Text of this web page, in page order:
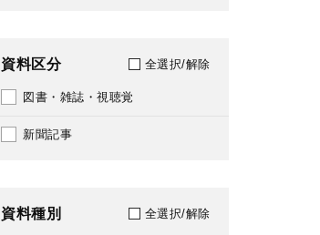
資料区分 全選択/解除
図書・雑誌・視聴覚
新聞記事
資料種別 全選択/解除